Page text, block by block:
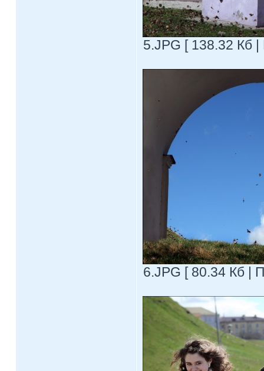
5.JPG [ 138.32 Кб
6.JPG [ 80.34 Кб |